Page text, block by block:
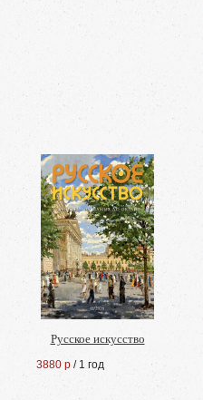
Русское искусство
3880 р / 1 год